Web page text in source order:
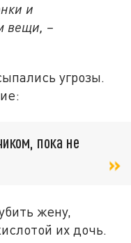
и
вещи, –
угрозы.
пока не
жену,
их дочь.